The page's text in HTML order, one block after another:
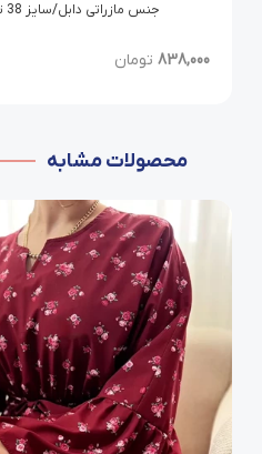
جنس مازراتی دابل/سایز 38 تا 54
838,000 تومان
محصولات مشابه